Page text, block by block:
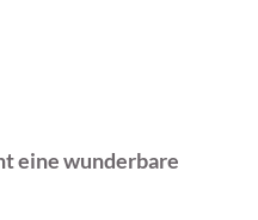
eine wunderbare